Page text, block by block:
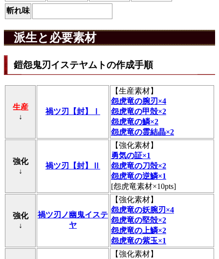
斬れ味
派生と必要素材
鎧怨鬼刃イステヤムトの作成手順
生産
↓
禍ツ刃【封】Ⅰ
【生産素材】
怨虎竜の腕刃×4
怨虎竜の甲殻×2
怨虎竜の鱗×2
怨虎竜の霊結晶×2
強化
↓
禍ツ刃【封】Ⅱ
【強化素材】
勇気の証×1
怨虎竜の刀殻×2
怨虎竜の逆鱗×1
[怨虎竜素材×10pts]
強化
↓
禍ツ刃ノ幽鬼イステ
ヤ
【強化素材】
怨虎竜の妖腕刃×4
怨虎竜の堅殻×2
怨虎竜の上鱗×2
怨虎竜の紫玉×1
【強化素材】